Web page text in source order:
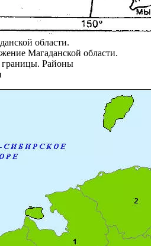
области.
Магаданской области.
границы. Районы